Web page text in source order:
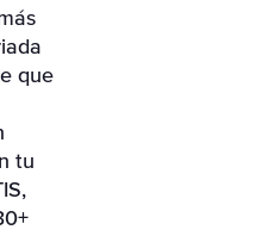
que
tu